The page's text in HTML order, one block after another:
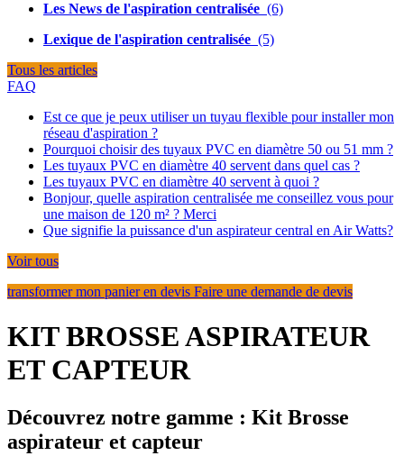
Les News de l'aspiration centralisée (6)
Lexique de l'aspiration centralisée (5)
Tous les articles
FAQ
Est ce que je peux utiliser un tuyau flexible pour installer mon
réseau d'aspiration ?
Pourquoi choisir des tuyaux PVC en diamètre 50 ou 51 mm ?
Les tuyaux PVC en diamètre 40 servent dans quel cas ?
Les tuyaux PVC en diamètre 40 servent à quoi ?
Bonjour, quelle aspiration centralisée me conseillez vous pour
une maison de 120 m² ? Merci
Que signifie la puissance d'un aspirateur central en Air Watts?
Voir tous
transformer mon panier en devis Faire une demande de devis
KIT BROSSE ASPIRATEUR
ET CAPTEUR
Découvrez notre gamme : Kit Brosse
aspirateur et capteur